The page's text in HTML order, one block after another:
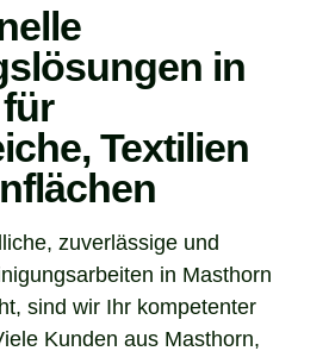
in
Textilien
zuverlässige und
in Masthorn
sind wir Ihr kompetenter
Kunden aus Masthorn,